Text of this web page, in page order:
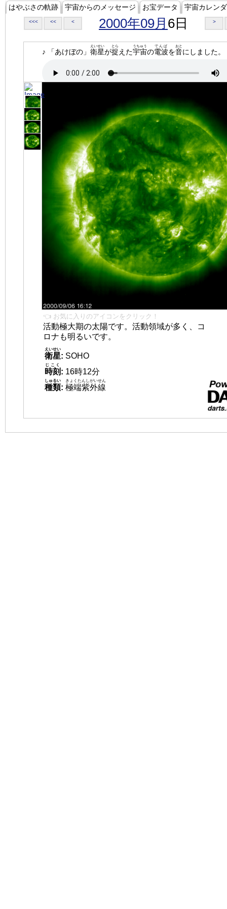
はやぶさの軌跡 宇宙からのメッセージ お宝データ 宇宙カレン
<<< << < 2000年09月 6日 >
♪ 「あけぼの」 衛星
えいせい
が捉
とら
えた宇宙
うちゅう
の電波
でんぱ
を音
おと
にしました。
👈 お気に入りのアイコンをクリック！
活動極大期の太陽です。活動領域が多く、コ
ロナも明るいです。
衛星
えいせい
: SOHO
時刻
じこく
: 16時12分
種類
しゅるい
: 極端紫外線
きょくたんしがいせん